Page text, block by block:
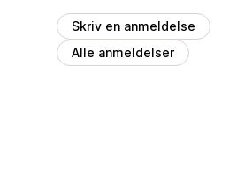
Skriv en anmeldelse
Alle anmeldelser